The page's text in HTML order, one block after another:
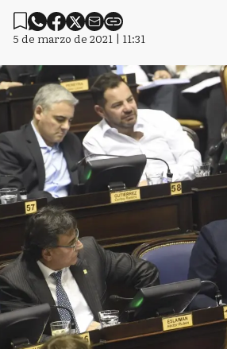
5 de marzo de 2021 | 11:31